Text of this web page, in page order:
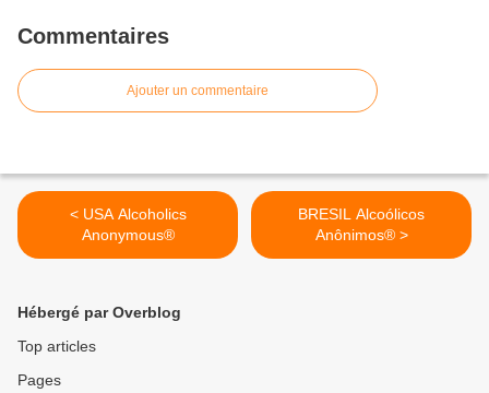
Commentaires
Ajouter un commentaire
< USA Alcoholics
Anonymous®
BRESIL Alcoólicos
Anônimos® >
Hébergé par Overblog
Top articles
Pages